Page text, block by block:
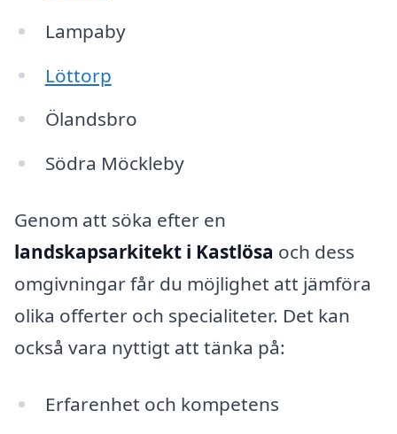
Lampaby
Löttorp
Ölandsbro
Södra Möckleby
Genom att söka efter en
landskapsarkitekt i Kastlösa och dess
omgivningar får du möjlighet att jämföra
olika offerter och specialiteter. Det kan
också vara nyttigt att tänka på:
Erfarenhet och kompetens